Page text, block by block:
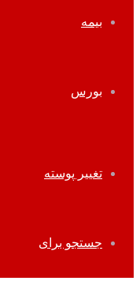
بیمه
بورس
تغییر پوسته
جستجو برای